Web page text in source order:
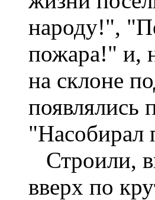
народу!",
пожара!" и,
на склоне
появлялись
"Насобирал
Строили,
вверх по